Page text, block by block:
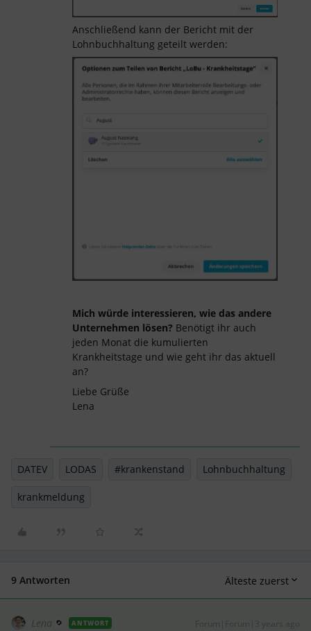
Anschließend kann der Bericht mit der
Lohnbuchhaltung geteilt werden:
Mich würde interessieren, wie das andere
Unternehmen lösen? Benötigt ihr auch
jeden Monat die kumulierten
Krankheitstage und wie geht ihr das aktuell
an?
Liebe Grüße
Lena
DATEV LODAS #krankenstand Lohnbuchhaltung
krankmeldung
9 Antworten Älteste zuerst
Lena ANTWORT